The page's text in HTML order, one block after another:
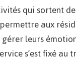
qui sortent
aux
leurs
s’est fixé au